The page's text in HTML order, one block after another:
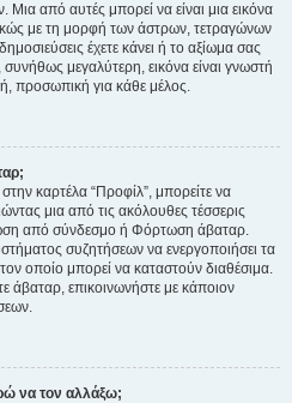
από αυτές μπορεί να είναι μια εικόνα
με τη μορφή των άστρων, τετραγώνων
έχετε κάνει ή το αξίωμα σας
μεγαλύτερη, εικόνα είναι γνωστή
προσωπική για κάθε μέλος.
καρτέλα “Προφίλ”, μπορείτε να
μια από τις ακόλουθες τέσσερις
από σύνδεσμο ή Φόρτωση άβαταρ.
συζητήσεων να ενεργοποιήσει τα
οποίο μπορεί να καταστούν διαθέσιμα.
άβαταρ, επικοινωνήστε με κάποιον
να τον αλλάξω;